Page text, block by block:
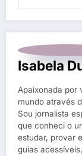
Isabela
Apaixonada por
mundo através
Sou jornalista
que conheci o
estudar, provar
guias